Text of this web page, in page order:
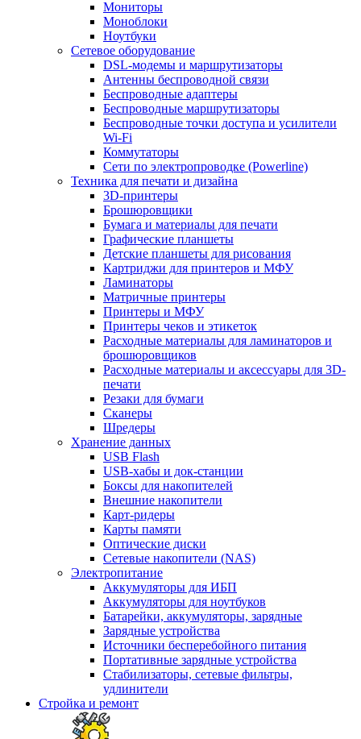
Мониторы
Моноблоки
Ноутбуки
Сетевое оборудование
DSL-модемы и маршрутизаторы
Антенны беспроводной связи
Беспроводные адаптеры
Беспроводные маршрутизаторы
Беспроводные точки доступа и усилители
Wi-Fi
Коммутаторы
Сети по электропроводке (Powerline)
Техника для печати и дизайна
3D-принтеры
Брошюровщики
Бумага и материалы для печати
Графические планшеты
Детские планшеты для рисования
Картриджи для принтеров и МФУ
Ламинаторы
Матричные принтеры
Принтеры и МФУ
Принтеры чеков и этикеток
Расходные материалы для ламинаторов и
брошюровщиков
Расходные материалы и аксессуары для 3D-
печати
Резаки для бумаги
Сканеры
Шредеры
Хранение данных
USB Flash
USB-хабы и док-станции
Боксы для накопителей
Внешние накопители
Карт-ридеры
Карты памяти
Оптические диски
Сетевые накопители (NAS)
Электропитание
Аккумуляторы для ИБП
Аккумуляторы для ноутбуков
Батарейки, аккумуляторы, зарядные
Зарядные устройства
Источники бесперебойного питания
Портативные зарядные устройства
Стабилизаторы, сетевые фильтры,
удлинители
Стройка и ремонт